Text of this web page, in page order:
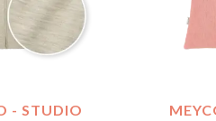
- STUDIO